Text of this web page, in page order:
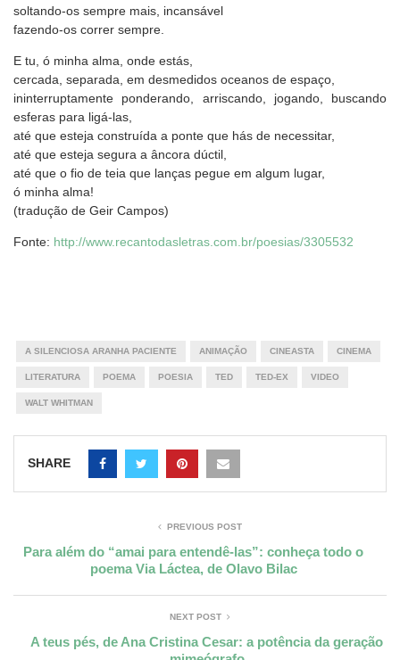
soltando-os sempre mais, incansável
fazendo-os correr sempre.
E tu, ó minha alma, onde estás,
cercada, separada, em desmedidos oceanos de espaço,
ininterruptamente ponderando, arriscando, jogando, buscando
esferas para ligá-las,
até que esteja construída a ponte que hás de necessitar,
até que esteja segura a âncora dúctil,
até que o fio de teia que lanças pegue em algum lugar,
ó minha alma!
(tradução de Geir Campos)
Fonte: http://www.recantodasletras.com.br/poesias/3305532
A SILENCIOSA ARANHA PACIENTE ANIMAÇÃO CINEASTA CINEMA
LITERATURA POEMA POESIA TED TED-EX VIDEO
WALT WHITMAN
SHARE
PREVIOUS POST
Para além do “amai para entendê-las”: conheça todo o
poema Via Láctea, de Olavo Bilac
NEXT POST
A teus pés, de Ana Cristina Cesar: a potência da geração